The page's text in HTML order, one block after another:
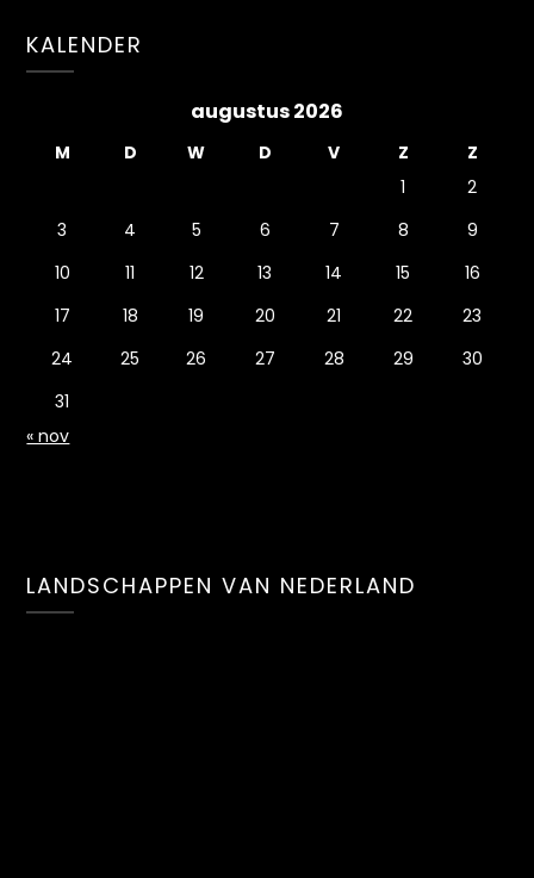
KALENDER
augustus 2026
M D W D V Z
Z
1
2
3
4 5 6 7 8
9
10
11 12 13 14 15
16
17
18 19 20 21 22
23
24
25 26 27 28 29
30
31
« nov
LANDSCHAPPEN VAN NEDERLAND